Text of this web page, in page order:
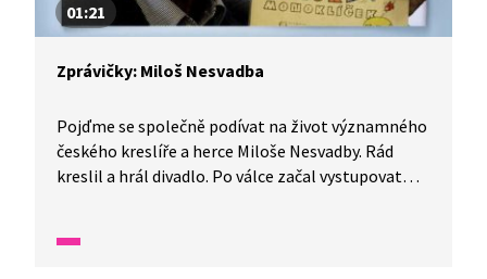
01:21
Zprávičky: Miloš Nesvadba
Pojďme se společně podívat na život významného
českého kreslíře a herce Miloše Nesvadby. Rád
kreslil a hrál divadlo. Po válce začal vystupovat
pořadech pro děti. Stál u zrodu dětských časopisů